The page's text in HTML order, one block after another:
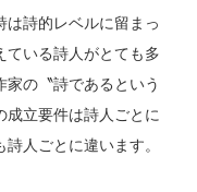
詩的レベルに留まっ
ている詩人がとても多
の〝詩であるという
成立要件は詩人ごとに
人ごとに違います。